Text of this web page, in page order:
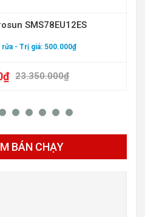
SMS78EU12ES
rửa - Trị giá: 500.000₫
23.350.000₫
₫
BÁN CHẠY